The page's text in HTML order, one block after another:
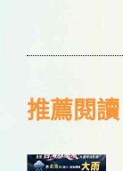
推薦閱讀